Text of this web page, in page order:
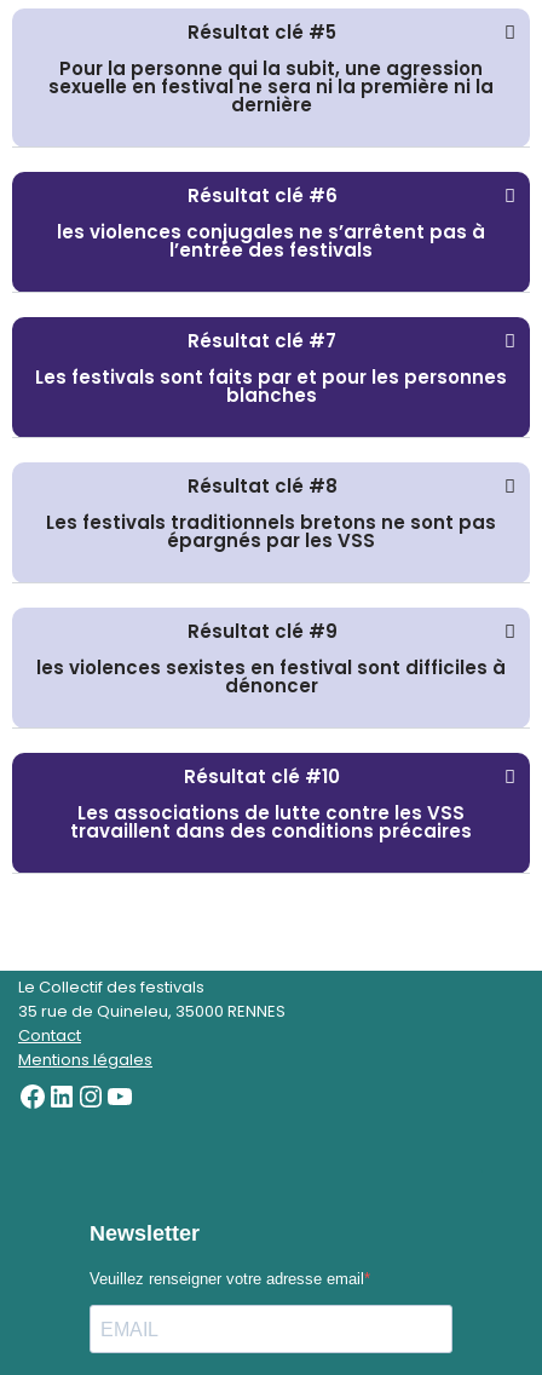
Résultat clé #5
Pour la personne qui la subit, une agression
sexuelle en festival ne sera ni la première ni la
dernière
Résultat clé #6
les violences conjugales ne s’arrêtent pas à
l’entrée des festivals
Résultat clé #7
Les festivals sont faits par et pour les personnes
blanches
Résultat clé #8
Les festivals traditionnels bretons ne sont pas
épargnés par les VSS
Résultat clé #9
les violences sexistes en festival sont difficiles à
dénoncer
Résultat clé #10
Les associations de lutte contre les VSS
travaillent dans des conditions précaires
Le Collectif des festivals
35 rue de Quineleu, 35000 RENNES
Contact
Mentions légales